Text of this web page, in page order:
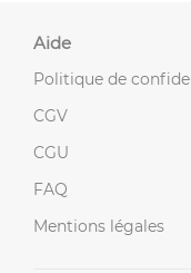
Aide
Politique de
CGV
CGU
FAQ
Mentions légales